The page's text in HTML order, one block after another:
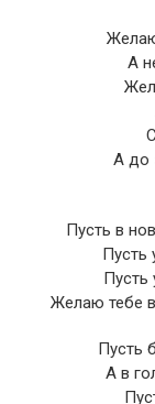
А
А до
Пусть в
Пусть
Пусть
Желаю тебе
Пусть
А в